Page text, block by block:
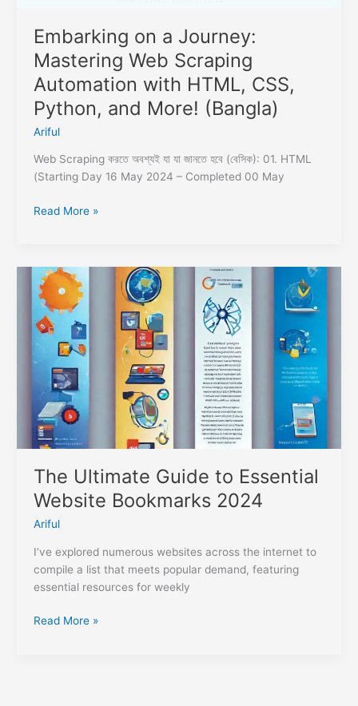
Embarking on a Journey:
Mastering Web Scraping
Automation with HTML, CSS,
Python, and More! (Bangla)
Ariful
Web Scraping করতে অবশ্যই যা যা জানতে হবে (বেসিক): 01. HTML
(Starting Day 16 May 2024 – Completed 00 May
Read More »
The Ultimate Guide to Essential
Website Bookmarks 2024
Ariful
I’ve explored numerous websites across the internet to
compile a list that meets popular demand, featuring
essential resources for weekly
The
Ultimate
Guide
to
Essential
Website
Bookmarks
2024
Read More »